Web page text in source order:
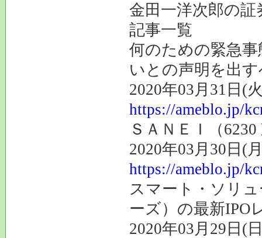
金田一洋次郎の
記事一覧
何のための緊急
いとの声明を出
2020年03月31日(
https://ameblo.jp/
ＳＡＮＥＩ（
2020年03月30日(
https://ameblo.jp/
スマート・ソリ
ーズ）の最新IPO
2020年03月29日(